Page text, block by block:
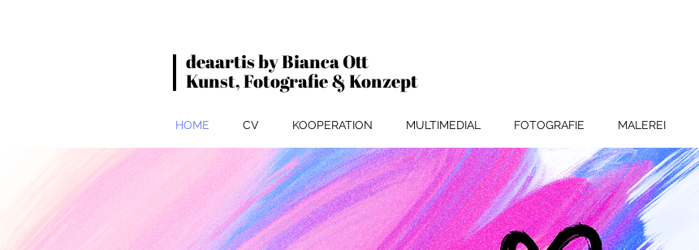
deaartis by Bianca Ott
Kunst, Fotografie & Konzept
HOME CV KOOPERATION MULTIMEDIAL FOTOGRAFIE MALEREI